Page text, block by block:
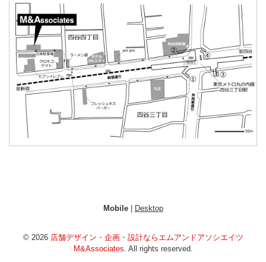
Mobile| Desktop
© 2026 店舗デザイン・企画・設計ならエムアンドアソシエイツ
M&Associates. All rights reserved.